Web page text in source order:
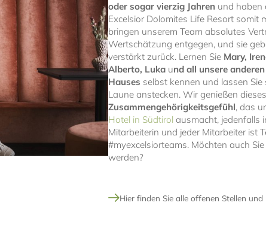
oder sogar vierzig Jahren und haben
Excelsior Dolomites Life Resort somit
bringen unserem Team absolutes
Wertschätzung entgegen, und sie
verstärkt zurück. Lernen Sie Mary,
Alberto, Luka und all unsere
Hauses selbst kennen und lassen
Laune anstecken. Wir genießen dieses
Zusammengehörigkeitsgefühl, das
Hotel in Südtirol ausmacht, jedenfalls
Mitarbeiterin und jeder Mitarbeiter ist
#myexcelsiorteams. Möchten auch Sie
werden?
Hier finden Sie alle offenen Stellen